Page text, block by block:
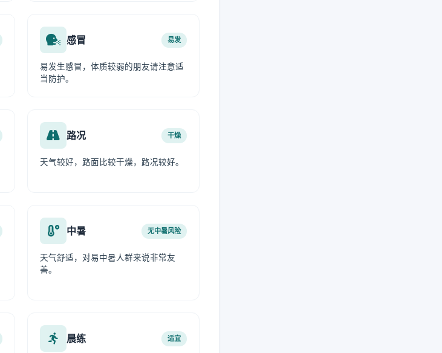
感冒 易发
易发生感冒，体质较弱的朋友请注意适
当防护。
路况 干燥
天气较好，路面比较干燥，路况较好。
中暑 无中暑风险
天气舒适，对易中暑人群来说非常友
善。
晨练 适宜